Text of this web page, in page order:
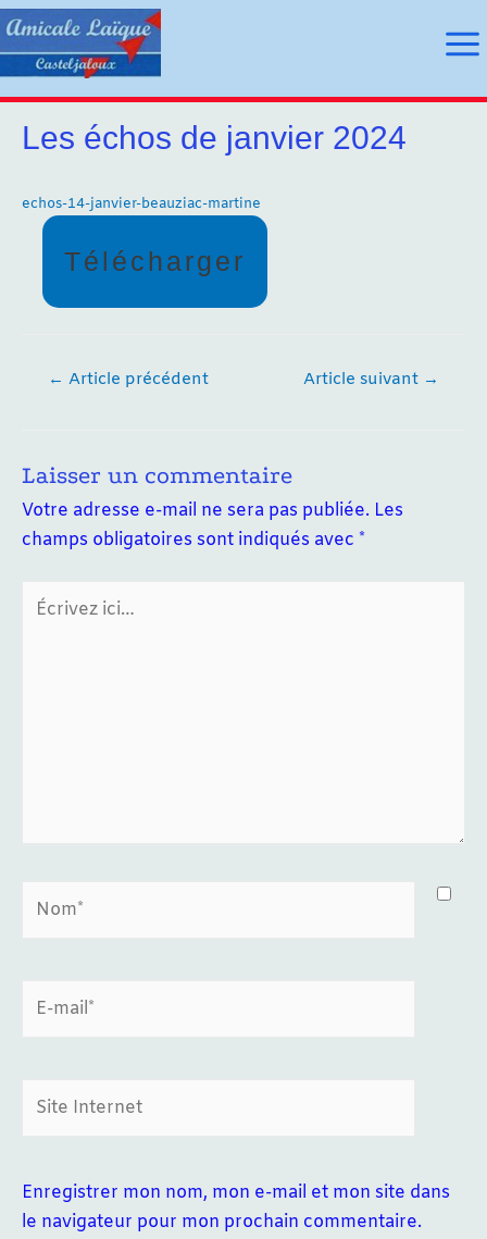
au
contenu
Les échos de janvier 2024
echos-14-janvier-beauziac-martine
Télécharger
Navigation
← Article précédent Article suivant →
Laisser un commentaire
Votre adresse e-mail ne sera pas publiée. Les
champs obligatoires sont indiqués avec *
Écrivez
Enregistrer mon nom, mon e-mail et mon site dans
le navigateur pour mon prochain commentaire.